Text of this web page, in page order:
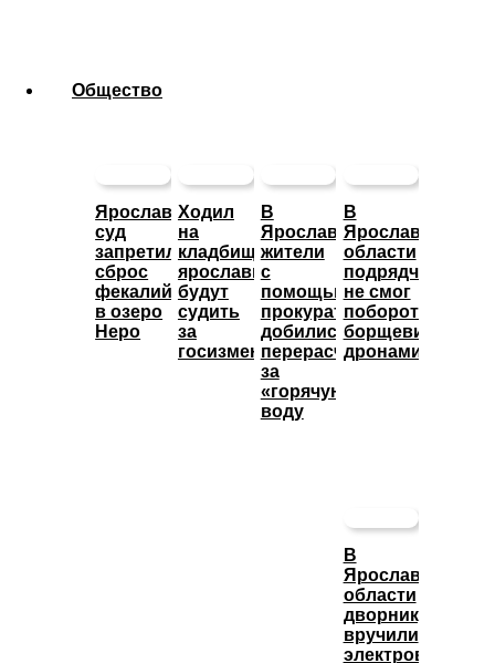
Общество
Ярославский
суд
запретил
сброс
фекалий
в озеро
Неро
Ходил
на
кладбище:
ярославца
будут
судить
за
госизмену
В
Ярославле
жители
с
помощью
прокуратуры
добились
перерасчета
за
«горячую»
воду
В
Ярославской
области
подрядчик
не смог
побороть
борщевик
дронами
В
Ярославской
области
дворнику
вручили